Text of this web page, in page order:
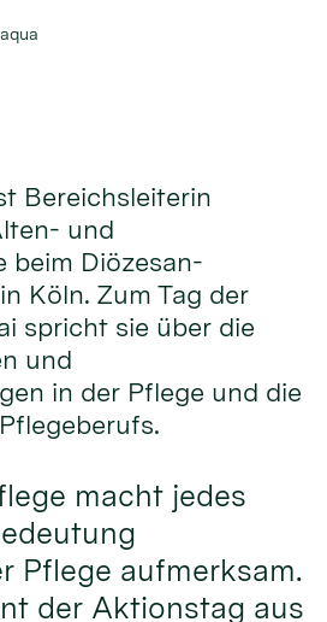
Bereichsleiterin
und
beim Diözesan-
Köln. Zum Tag der
spricht sie über die
und
in der Pflege und die
macht jedes
Pflege aufmerksam.
der Aktionstag aus